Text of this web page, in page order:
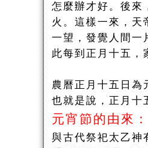
怎麼辦才好。後來
火。這樣一來，天
一望，發覺人間一
此每到正月十五，
農曆正月十五日為
也就是說，正月十
元宵節的由來：
與古代祭祀太乙神